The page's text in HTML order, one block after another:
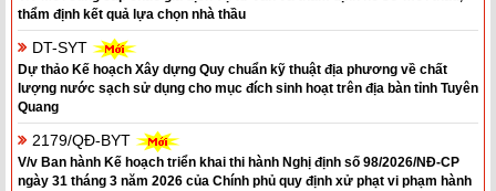
thẩm định kết quả lựa chọn nhà thầu
DT-SYT
Dự thảo Kế hoạch Xây dựng Quy chuẩn kỹ thuật địa phương về chất
lượng nước sạch sử dụng cho mục đích sinh hoạt trên địa bàn tỉnh Tuyên
Quang
2179/QĐ-BYT
V/v Ban hành Kế hoạch triển khai thi hành Nghị định số 98/2026/NĐ-CP
ngày 31 tháng 3 năm 2026 của Chính phủ quy định xử phạt vi phạm hành